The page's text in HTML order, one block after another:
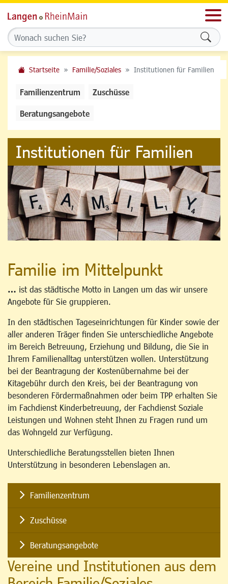
Startseite Familie/Soziales Institutionen für Familien
Familienzentrum Zuschüsse
Beratungsangebote
Institutionen für Familien
Familie im Mittelpunkt
… ist das städtische Motto in Langen um das wir unsere
Angebote für Sie gruppieren.
In den städtischen Tageseinrichtungen für Kinder sowie der
aller anderen Träger finden Sie unterschiedliche Angebote
im Bereich Betreuung, Erziehung und Bildung, die Sie in
Ihrem Familienalltag unterstützen wollen. Unterstützung
bei der Beantragung der Kostenübernahme bei der
Kitagebühr durch den Kreis, bei der Beantragung von
besonderen Fördermaßnahmen oder beim TPP erhalten Sie
im Fachdienst Kinderbetreuung, der Fachdienst Soziale
Leistungen und Wohnen steht Ihnen zu Fragen rund um
das Wohngeld zur Verfügung.
Unterschiedliche Beratungsstellen bieten Ihnen
Unterstützung in besonderen Lebenslagen an.
Familienzentrum
Zuschüsse
Beratungsangebote
Vereine und Institutionen aus dem